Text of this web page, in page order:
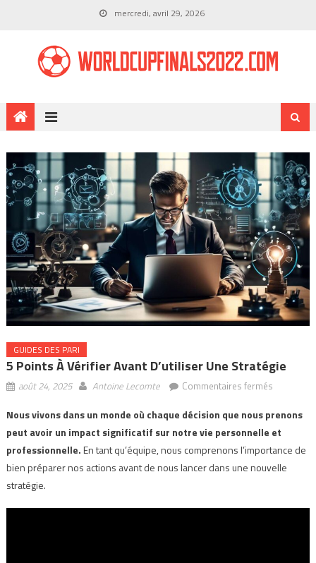
mercredi, avril 29, 2026
GUIDES DES PARI
5 Points À Vérifier Avant D’utiliser Une Stratégie
août 24, 2025 Antoine Lecomte Commentaires ferméssur
points
à
vérifier
avant
Nous vivons dans un monde où chaque décision que nous prenons
peut avoir un impact significatif sur notre vie personnelle et
professionnelle.En tant qu’équipe, nous comprenons l’importance de
bien préparer nos actions avant de nous lancer dans une nouvelle
stratégie.